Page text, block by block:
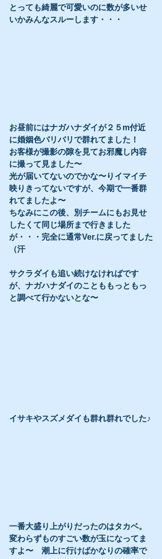
とっても綺麗で可愛いのに数が多いせ
いかみんなスルーします・・・
お昼前にはナガハナダイが２５m付近
に婚姻色バリバリで群れてました！
お客様が撮影の隙を見てお邪魔し内容
に撮って見ました〜
光が届いてないのでかな〜りイマイチ
映りきってないですが、今期で一番群
れてましたよ〜
ちなみにこの後、別チームにもお見せ
したくて同じ場所まで行きました
が・・・完全に通常Ver.に戻ってました
（汗
サクラダイも追い続けなければです
が、ナガハナダイのことももっともっ
と調べて行かないとな〜
イサキやスズメダイも群れ群れでした♪
一番大盛り上がりだったのはタカベ。
変わらずものすごい数が玉になってま
すよ〜　潮上に行けばかなりの確率で